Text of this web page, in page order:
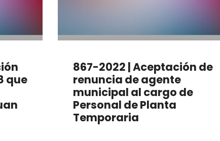
que
867-2022 | Aceptación de
renuncia de agente
municipal al cargo de
Personal de Planta
Temporaria